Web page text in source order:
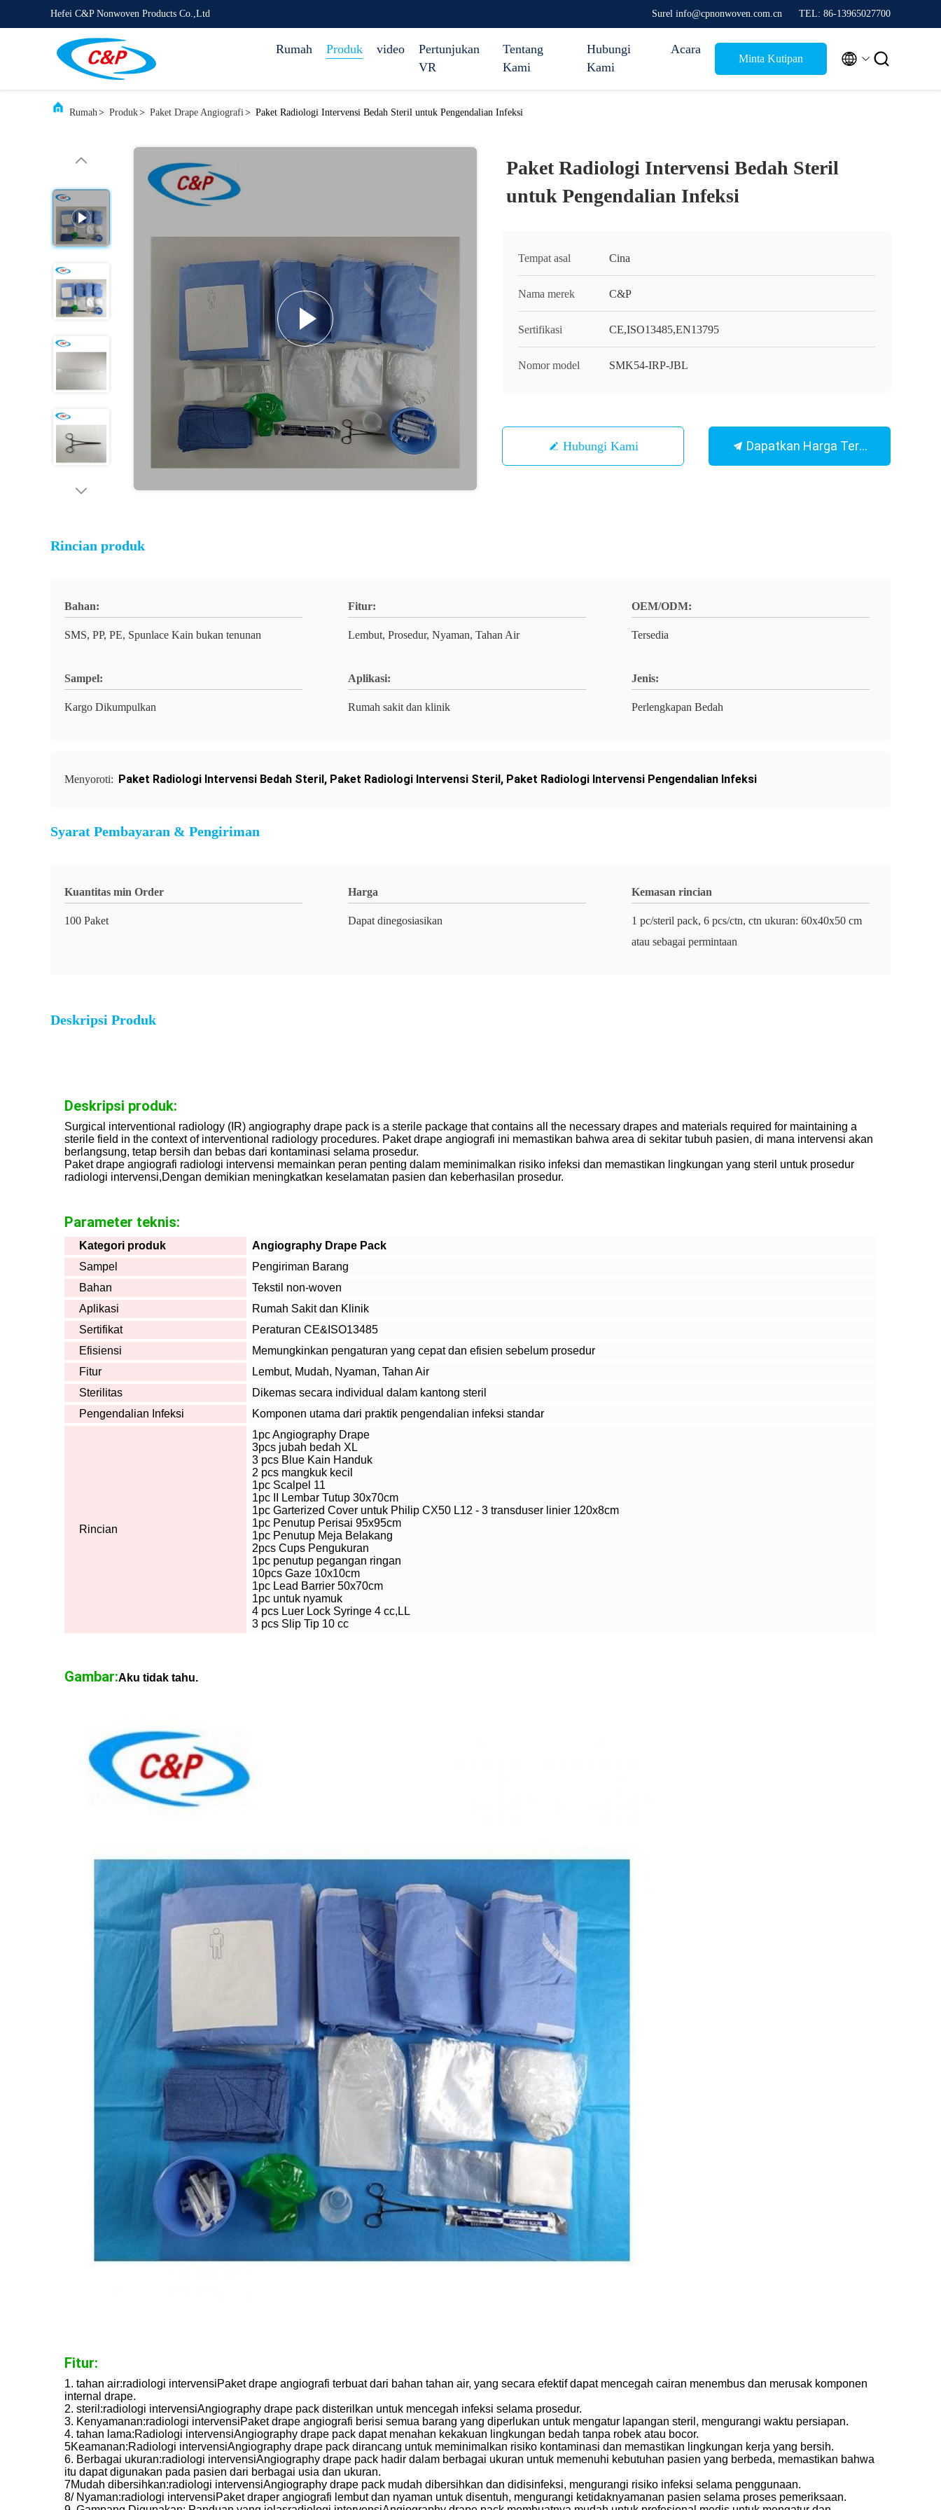
Hefei C&P Nonwoven Products Co.,Ltd Surel info@cpnonwoven.com.cn TEL: 86-13965027700
Rumah Produk video
Pertunjukan
VR
Tentang
Kami
Hubungi
Kami
Acara
Minta Kutipan  
Rumah> Produk> Paket Drape Angiografi> Paket Radiologi Intervensi Bedah Steril untuk Pengendalian Infeksi
Paket Radiologi Intervensi Bedah Steril
untuk Pengendalian Infeksi
Tempat asal Cina
Nama merek C&P
Sertifikasi CE,ISO13485,EN13795
Nomor model SMK54-IRP-JBL
Hubungi Kami Dapatkan Harga Terbaik
Rincian produk
Bahan:
SMS, PP, PE, Spunlace Kain bukan tenunan
Fitur:
Lembut, Prosedur, Nyaman, Tahan Air
OEM/ODM:
Tersedia
Sampel:
Kargo Dikumpulkan
Aplikasi:
Rumah sakit dan klinik
Jenis:
Perlengkapan Bedah
Menyoroti: Paket Radiologi Intervensi Bedah Steril, Paket Radiologi Intervensi Steril, Paket Radiologi Intervensi Pengendalian Infeksi
Syarat Pembayaran & Pengiriman
Kuantitas min Order
100 Paket
Harga
Dapat dinegosiasikan
Kemasan rincian
1 pc/steril pack, 6 pcs/ctn, ctn ukuran: 60x40x50 cm
atau sebagai permintaan
Deskripsi Produk
Deskripsi produk:
Surgical interventional radiology (IR) angiography drape pack is a sterile package that contains all the necessary drapes and materials required for maintaining a
sterile field in the context of interventional radiology procedures. Paket drape angiografi ini memastikan bahwa area di sekitar tubuh pasien, di mana intervensi akan
berlangsung, tetap bersih dan bebas dari kontaminasi selama prosedur.
Paket drape angiografi radiologi intervensi memainkan peran penting dalam meminimalkan risiko infeksi dan memastikan lingkungan yang steril untuk prosedur
radiologi intervensi,Dengan demikian meningkatkan keselamatan pasien dan keberhasilan prosedur.
Parameter teknis:
Kategori produk
Angiography Drape Pack
Sampel
Pengiriman Barang
Bahan
Tekstil non-woven
Aplikasi
Rumah Sakit dan Klinik
Sertifikat
Peraturan CE&ISO13485
Efisiensi
Memungkinkan pengaturan yang cepat dan efisien sebelum prosedur
Fitur
Lembut, Mudah, Nyaman, Tahan Air
Sterilitas
Dikemas secara individual dalam kantong steril
Pengendalian Infeksi
Komponen utama dari praktik pengendalian infeksi standar
Rincian
1pc Angiography Drape
3pcs jubah bedah XL
3 pcs Blue Kain Handuk
2 pcs mangkuk kecil
1pc Scalpel 11
1pc II Lembar Tutup 30x70cm
1pc Garterized Cover untuk Philip CX50 L12 - 3 transduser linier 120x8cm
1pc Penutup Perisai 95x95cm
1pc Penutup Meja Belakang
2pcs Cups Pengukuran
1pc penutup pegangan ringan
10pcs Gaze 10x10cm
1pc Lead Barrier 50x70cm
1pc untuk nyamuk
4 pcs Luer Lock Syringe 4 cc,LL
3 pcs Slip Tip 10 cc
Gambar:Aku tidak tahu.
Fitur:
1. tahan air:radiologi intervensiPaket drape angiografi terbuat dari bahan tahan air, yang secara efektif dapat mencegah cairan menembus dan merusak komponen
internal drape.
2. steril:radiologi intervensiAngiography drape pack disterilkan untuk mencegah infeksi selama prosedur.
3. Kenyamanan:radiologi intervensiPaket drape angiografi berisi semua barang yang diperlukan untuk mengatur lapangan steril, mengurangi waktu persiapan.
4. tahan lama:Radiologi intervensiAngiography drape pack dapat menahan kekakuan lingkungan bedah tanpa robek atau bocor.
5Keamanan:Radiologi intervensiAngiography drape pack dirancang untuk meminimalkan risiko kontaminasi dan memastikan lingkungan kerja yang bersih.
6. Berbagai ukuran:radiologi intervensiAngiography drape pack hadir dalam berbagai ukuran untuk memenuhi kebutuhan pasien yang berbeda, memastikan bahwa
itu dapat digunakan pada pasien dari berbagai usia dan ukuran.
7Mudah dibersihkan:radiologi intervensiAngiography drape pack mudah dibersihkan dan didisinfeksi, mengurangi risiko infeksi selama penggunaan.
8/ Nyaman:radiologi intervensiPaket draper angiografi lembut dan nyaman untuk disentuh, mengurangi ketidaknyamanan pasien selama proses pemeriksaan.